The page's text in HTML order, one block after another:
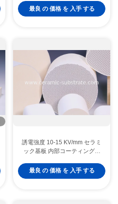
最良 の 価格 を 入手 する
誘電強度 10-15 KV/mm セラミ
ック基板 内部コーティング付
用
最良 の 価格 を 入手 する